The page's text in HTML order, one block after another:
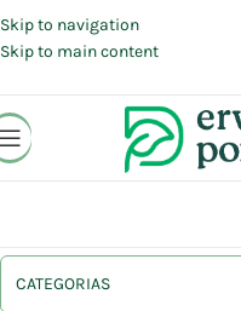
Skip to navigation
Skip to main content
CATEGORIAS